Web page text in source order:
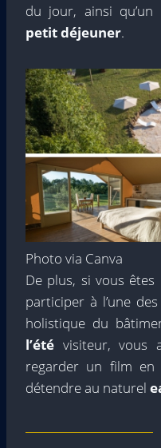
du jour, ainsi qu’un
petit déjeuner.
Photo via Canva
De plus, si vous êtes
participer à l’une
holistique du
l’été visiteur, vous
regarder un film en
détendre au naturel